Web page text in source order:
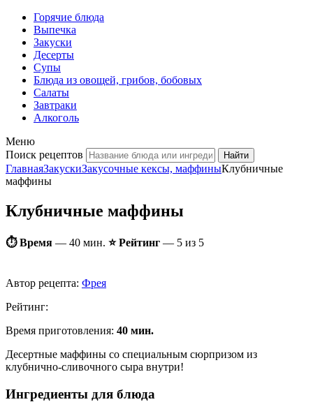
Горячие блюда
Выпечка
Закуски
Десерты
Супы
Блюда из овощей, грибов, бобовых
Салаты
Завтраки
Алкоголь
Меню
Поиск рецептов
ГлавнаяЗакускиЗакусочные кексы, маффиныКлубничные
маффины
Клубничные маффины
⏱ Время — 40 мин. ⭐ Рейтинг — 5 из 5
Автор рецепта: Фрея
Рейтинг:
Время приготовления: 40 мин.
Десертные маффины со специальным сюрпризом из
клубнично-сливочного сыра внутри!
Ингредиенты для блюда